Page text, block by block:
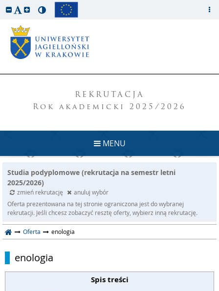
REKRUTACJA
Rok akademicki 2025/2026
MENU
Studia podyplomowe (rekrutacja na semestr letni
2025/2026)
zmień rekrutację
anuluj wybór
Oferta prezentowana na tej stronie ograniczona jest do wybranej
rekrutacji. Jeśli chcesz zobaczyć resztę oferty, wybierz inną rekrutację.
Oferta enologia
enologia
Spis treści